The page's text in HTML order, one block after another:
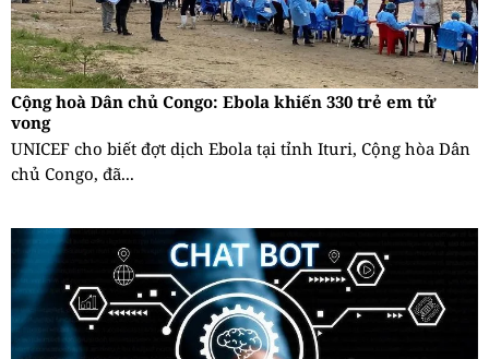
Cộng hoà Dân chủ Congo: Ebola khiến 330 trẻ em tử
vong
UNICEF cho biết đợt dịch Ebola tại tỉnh Ituri, Cộng hòa Dân
chủ Congo, đã...